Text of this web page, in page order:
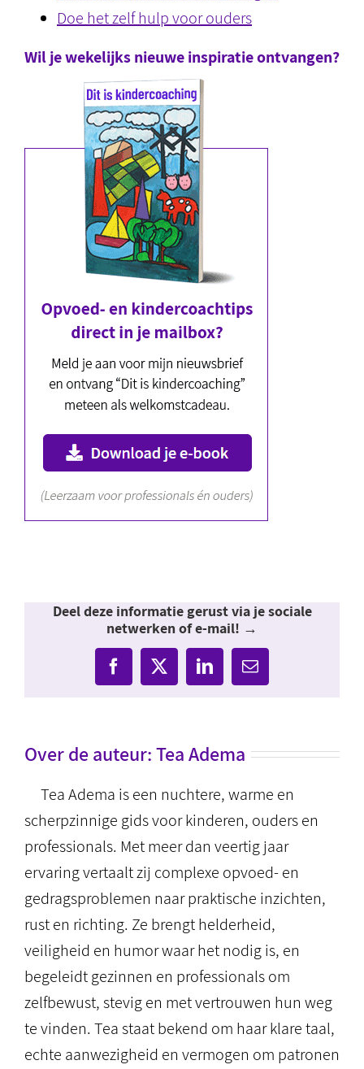
Doe het zelf hulp voor ouders
Wil je wekelijks nieuwe inspiratie ontvangen?
Deel deze informatie gerust via je sociale
netwerken of e-mail! →
Facebook
X LinkedIn
E-
mail
Over de auteur:Tea Adema
Tea Adema is een nuchtere, warme en
scherpzinnige gids voor kinderen, ouders en
professionals. Met meer dan veertig jaar
ervaring vertaalt zij complexe opvoed- en
gedragsproblemen naar praktische inzichten,
rust en richting. Ze brengt helderheid,
veiligheid en humor waar het nodig is, en
begeleidt gezinnen en professionals om
zelfbewust, stevig en met vertrouwen hun weg
te vinden. Tea staat bekend om haar klare taal,
echte aanwezigheid en vermogen om patronen